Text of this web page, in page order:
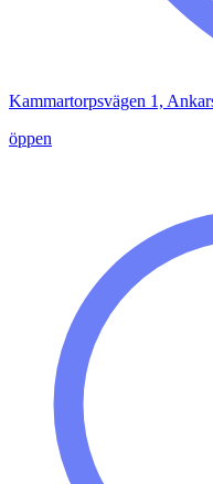
Kammartorpsvägen 1,
öppen